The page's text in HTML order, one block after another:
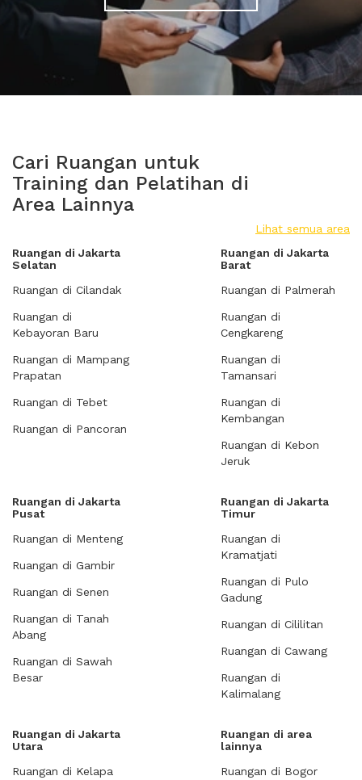
Cari Ruangan untuk
Training dan Pelatihan di
Area Lainnya
Lihat semua area
Ruangan di Jakarta
Selatan
Ruangan di Cilandak
Ruangan di
Kebayoran Baru
Ruangan di Mampang
Prapatan
Ruangan di Tebet
Ruangan di Pancoran
Ruangan di Jakarta
Barat
Ruangan di Palmerah
Ruangan di
Cengkareng
Ruangan di
Tamansari
Ruangan di
Kembangan
Ruangan di Kebon
Jeruk
Ruangan di Jakarta
Pusat
Ruangan di Menteng
Ruangan di Gambir
Ruangan di Senen
Ruangan di Tanah
Abang
Ruangan di Sawah
Besar
Ruangan di Jakarta
Timur
Ruangan di
Kramatjati
Ruangan di Pulo
Gadung
Ruangan di Cililitan
Ruangan di Cawang
Ruangan di
Kalimalang
Ruangan di Jakarta
Utara
Ruangan di Kelapa
Ruangan di area
lainnya
Ruangan di Bogor